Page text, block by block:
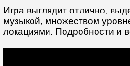
Игра выглядит отлично,
музыкой, множеством
локациями. Подробности и